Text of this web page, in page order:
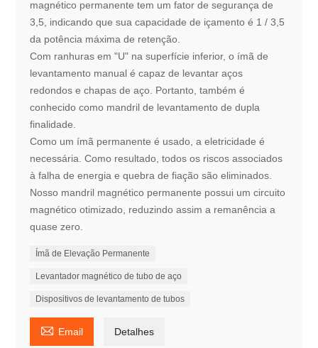
magnético permanente tem um fator de segurança de
3,5, indicando que sua capacidade de içamento é 1 / 3,5
da potência máxima de retenção.
Com ranhuras em "U" na superfície inferior, o ímã de
levantamento manual é capaz de levantar aços
redondos e chapas de aço. Portanto, também é
conhecido como mandril de levantamento de dupla
finalidade.
Como um ímã permanente é usado, a eletricidade é
necessária. Como resultado, todos os riscos associados
à falha de energia e quebra de fiação são eliminados.
Nosso mandril magnético permanente possui um circuito
magnético otimizado, reduzindo assim a remanência a
quase zero.
Ímã de Elevação Permanente
Levantador magnético de tubo de aço
Dispositivos de levantamento de tubos
 Email Detalhes